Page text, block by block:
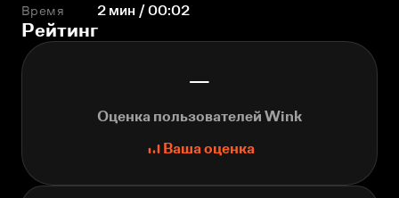
Время 2 мин / 00:02
Рейтинг
—
Оценка пользователей Wink
Ваша оценка